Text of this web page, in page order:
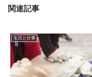
関連記事
生活と仕事